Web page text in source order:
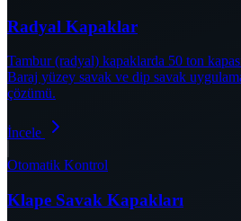
Radyal Kapaklar
Tambur (radyal) kapaklarda 50 ton
Baraj yüzey savak ve dip savak
çözümü.
İncele
Otomatik Kontrol
Klape Savak Kapakları